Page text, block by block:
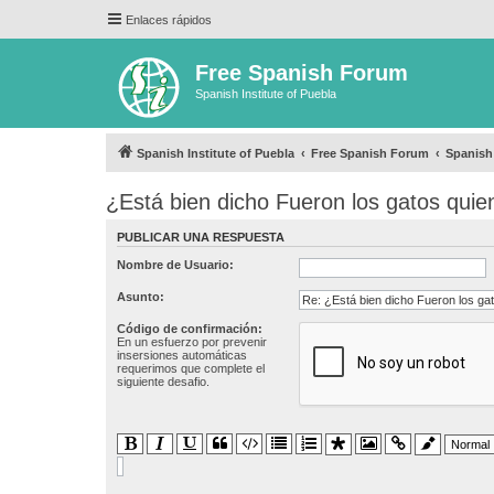
Enlaces rápidos
Free Spanish Forum
Spanish Institute of Puebla
Spanish Institute of Puebla Free Spanish Forum
¿Está bien dicho Fueron los gatos
PUBLICAR UNA RESPUESTA
Nombre de Usuario:
Asunto:
Código de confirmación:
En un esfuerzo por prevenir
insersiones automáticas
requerimos que complete el
siguiente desafio.